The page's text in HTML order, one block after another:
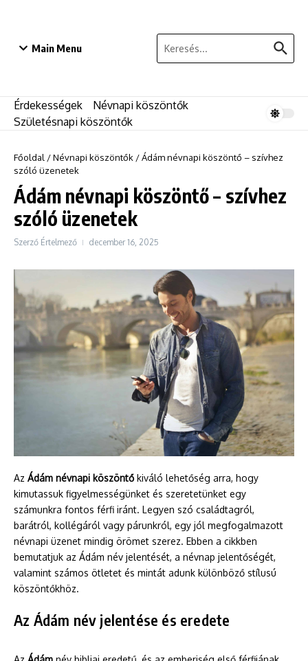
Main Menu
Keresés:
Érdekességek
Névnapi köszöntők
Születésnapi köszöntők
Főoldal /Névnapi köszöntők /Ádám névnapi köszöntő – szívhez
szóló üzenetek
Ádám névnapi köszöntő – szívhez
szóló üzenetek
Szerző Értelmező december 16, 2025
Az Ádám névnapi köszöntőkiváló lehetőség arra, hogy
kimutassuk figyelmességünket és szeretetünket egy
számunkra fontos férfi iránt. Legyen szó családtagról,
barátról, kollégáról vagy párunkról, egy jól megfogalmazott
névnapi üzenet mindig örömet szerez. Ebben a cikkben
bemutatjuk az Ádám név jelentését, a névnap jelentőségét,
valamint számos ötletet és mintát adunk különböző stílusú
köszöntőkhöz.
Az Ádám név jelentése és eredete